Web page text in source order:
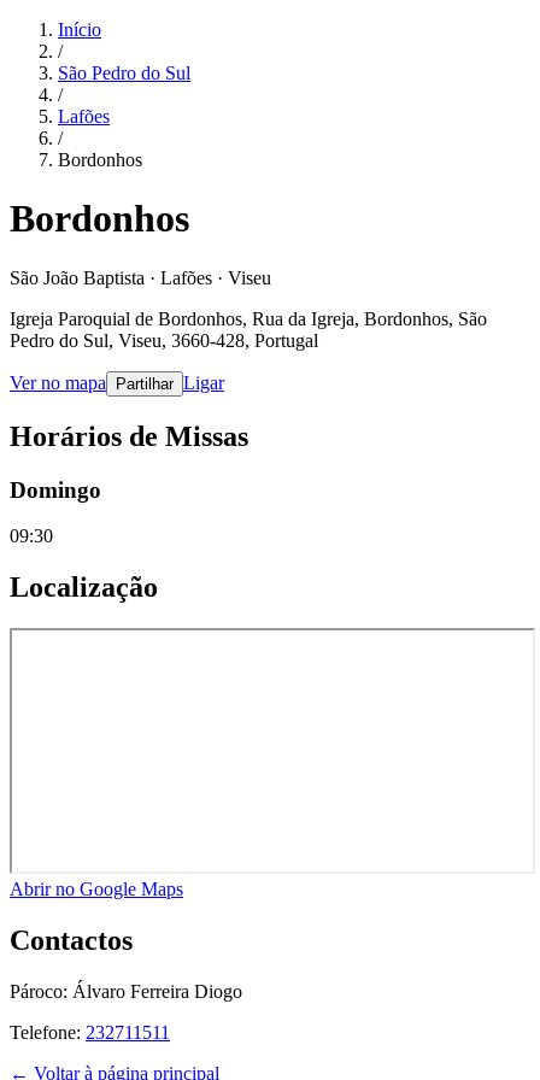
Início
/
São Pedro do Sul
/
Lafões
/
Bordonhos
Bordonhos
São João Baptista · Lafões · Viseu
Igreja Paroquial de Bordonhos, Rua da Igreja, Bordonhos, São
Pedro do Sul, Viseu, 3660-428, Portugal
Ver no mapa Partilhar Ligar
Horários de Missas
Domingo
09:30
Localização
Abrir no Google Maps
Contactos
Pároco: Álvaro Ferreira Diogo
Telefone: 232711511
← Voltar à página principal